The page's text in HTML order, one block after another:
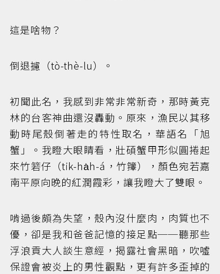
這是啥物？
倒退攄（tò-thè-lu）。
初聞此名，我感到非常非常新奇，那時黃克
林的台客神曲還沒轟動。原來，漁民以其移
動時尾殼倒著走的特性取名，華語名「旭
蟹」。我瞪大眼睛看，壯碩蟹甲形似圓捲起
來竹箬仔（tik-ha̍h-á，竹籜），顏色宛若嘉
南平原向晚的紅潤霞彩，讓我瞪大了雙眼。
啃過後頗為失望，殼內沒什麼肉，肉質也不
優，卻是我和爸爸記憶的接足點──聽那些
浮浪貢大人談生意經，揭露社會黑暗，吹噓
保證會被炎上的男性觀點，更有許多歪掉的